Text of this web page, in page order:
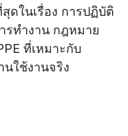
ดในเรื่อง การปฏิบัติ
ทำงาน กฎหมาย
ที่เหมาะกับ
ใช้งานจริง